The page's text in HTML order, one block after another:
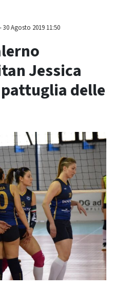
-30 Agosto 2019 11:50
Jessica
delle